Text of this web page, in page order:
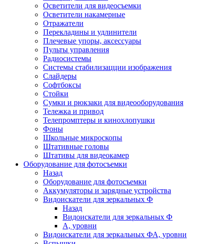
Осветители для видеосъемки
Осветители накамерные
Отражатели
Перекладины и удлинители
Плечевые упоры, аксессуары
Пульты управления
Радиосистемы
Системы стабилизацции изображения
Слайдеры
Софтбоксы
Стойки
Сумки и рюкзаки для видеооборудования
Тележка и привод
Телепромптеры и кинохлопушки
Фоны
Школьные микроскопы
Штативные головы
Штативы для видеокамер
Оборудование для фотосъемки
Назад
Оборудование для фотосъемки
Аккумуляторы и зарядные устройства
Видоискатели для зеркальных Ф
Назад
Видоискатели для зеркальных Ф
А, уровни
Видоискатели для зеркальных ФА, уровни